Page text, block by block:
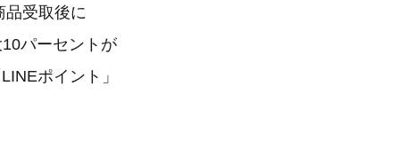
品受取後に
パーセントが
ポイント」